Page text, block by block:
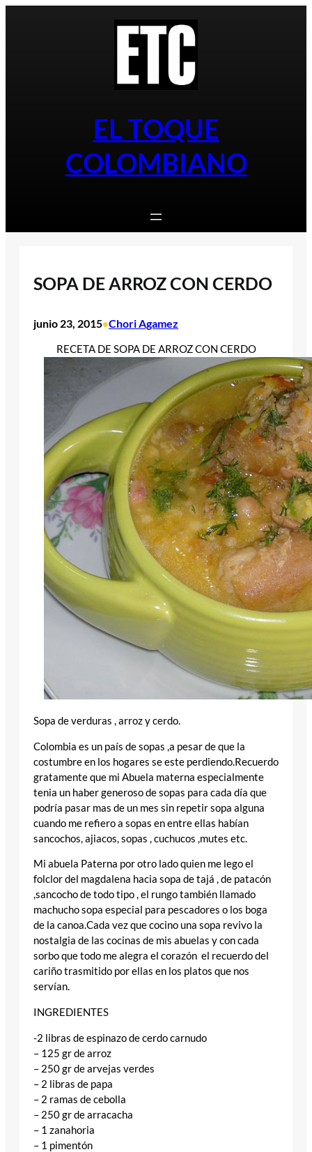
EL TOQUE
COLOMBIANO
SOPA DE ARROZ CON CERDO
junio 23, 2015•Chori Agamez
RECETA DE SOPA DE ARROZ CON CERDO
Sopa de verduras , arroz y cerdo.
Colombia es un país de sopas ,a pesar de que la
costumbre en los hogares se este perdiendo.Recuerdo
gratamente que mi Abuela materna especialmente
tenia un haber generoso de sopas para cada día que
podría pasar mas de un mes sin repetir sopa alguna
cuando me refiero a sopas en entre ellas habían
sancochos, ajiacos, sopas , cuchucos ,mutes etc.
Mi abuela Paterna por otro lado quien me lego el
folclor del magdalena hacia sopa de tajá , de patacón
,sancocho de todo tipo , el rungo también llamado
machucho sopa especial para pescadores o los boga
de la canoa.Cada vez que cocino una sopa revivo la
nostalgia de las cocinas de mis abuelas y con cada
sorbo que todo me alegra el corazón el recuerdo del
cariño trasmitido por ellas en los platos que nos
servían.
INGREDIENTES
-2 libras de espinazo de cerdo carnudo
– 125 gr de arroz
– 250 gr de arvejas verdes
– 2 libras de papa
– 2 ramas de cebolla
– 250 gr de arracacha
– 1 zanahoria
– 1 pimentón